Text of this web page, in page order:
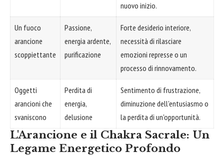
nuovo inizio.
Un fuoco
arancione
scoppiettante
Passione,
energia ardente,
purificazione
Forte desiderio interiore,
necessità di rilasciare
emozioni represse o un
processo di rinnovamento.
Oggetti
arancioni che
svaniscono
Perdita di
energia,
delusione
Sentimento di frustrazione,
diminuzione dell'entusiasmo o
la perdita di un'opportunità.
L'Arancione e il Chakra Sacrale: Un
Legame Energetico Profondo